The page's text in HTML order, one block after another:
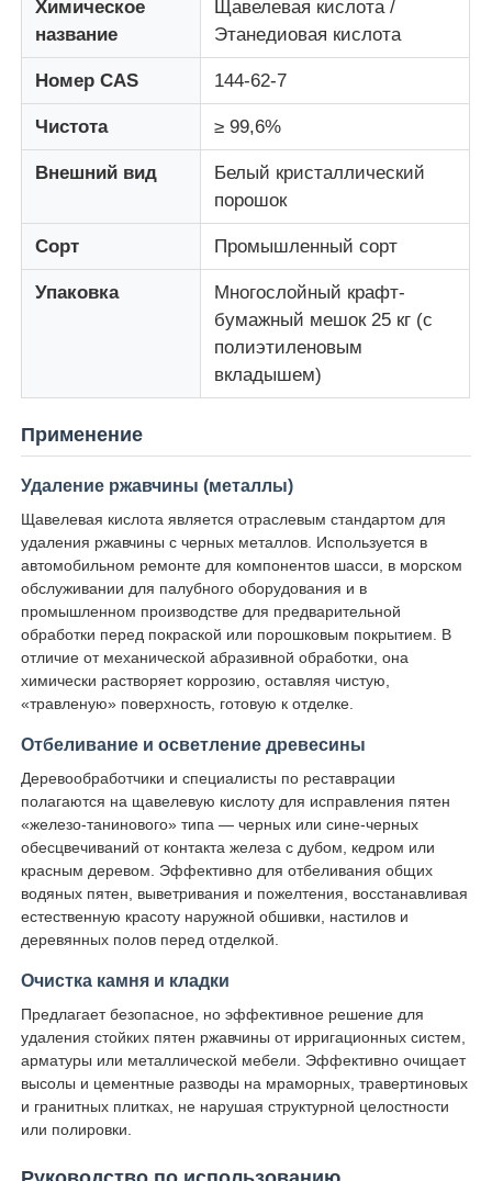
Средства для очистки воды
Ежедневное химическое средство
Химическое
название
Щавелевая кислота /
Этанедиовая кислота
Номер CAS 144-62-7
Чистота ≥ 99,6%
Внешний вид
Белый кристаллический
порошок
Сорт Промышленный сорт
Упаковка
Многослойный крафт-
бумажный мешок 25 кг (с
полиэтиленовым
вкладышем)
Применение
Удаление ржавчины (металлы)
Щавелевая кислота является отраслевым стандартом для
удаления ржавчины с черных металлов. Используется в
автомобильном ремонте для компонентов шасси, в морском
обслуживании для палубного оборудования и в
промышленном производстве для предварительной
обработки перед покраской или порошковым покрытием. В
отличие от механической абразивной обработки, она
химически растворяет коррозию, оставляя чистую,
«травленую» поверхность, готовую к отделке.
Отбеливание и осветление древесины
Деревообработчики и специалисты по реставрации
полагаются на щавелевую кислоту для исправления пятен
«железо-танинового» типа — черных или сине-черных
обесцвечиваний от контакта железа с дубом, кедром или
красным деревом. Эффективно для отбеливания общих
водяных пятен, выветривания и пожелтения, восстанавливая
естественную красоту наружной обшивки, настилов и
деревянных полов перед отделкой.
Очистка камня и кладки
Предлагает безопасное, но эффективное решение для
удаления стойких пятен ржавчины от ирригационных систем,
арматуры или металлической мебели. Эффективно очищает
высолы и цементные разводы на мраморных, травертиновых
и гранитных плитках, не нарушая структурной целостности
или полировки.